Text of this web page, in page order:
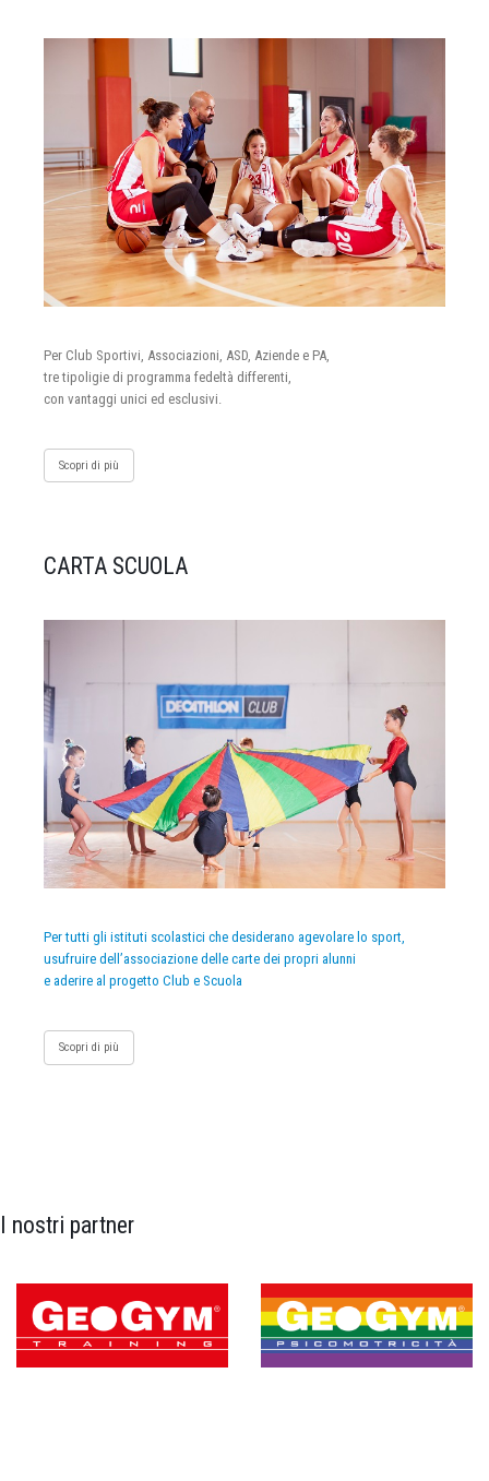
Per Club Sportivi, Associazioni, ASD, Aziende e PA,
tre tipoligie di programma fedeltà differenti,
con vantaggi unici ed esclusivi.
Scopri di più
CARTA SCUOLA
Per tutti gli istituti scolastici che desiderano agevolare lo sport,
usufruire dell’associazione delle carte dei propri alunni
e aderire al progetto Club e Scuola
Scopri di più
I nostri partner